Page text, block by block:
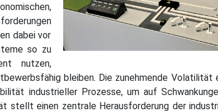
dabei vor
so zu
nutzen,
bleiben. Die zunehmende Volatilität
industrieller Prozesse, um auf
stellt einen zentrale Herausforderung der